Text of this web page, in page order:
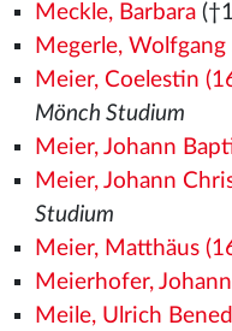
Meckle, Barbara
Megerle, Wolfgang
Meier, Coelestin
Mönch Studium
Meier, Johann
Meier, Johann
Studium
Meier, Matthäus
Meierhofer,
Meile, Ulrich